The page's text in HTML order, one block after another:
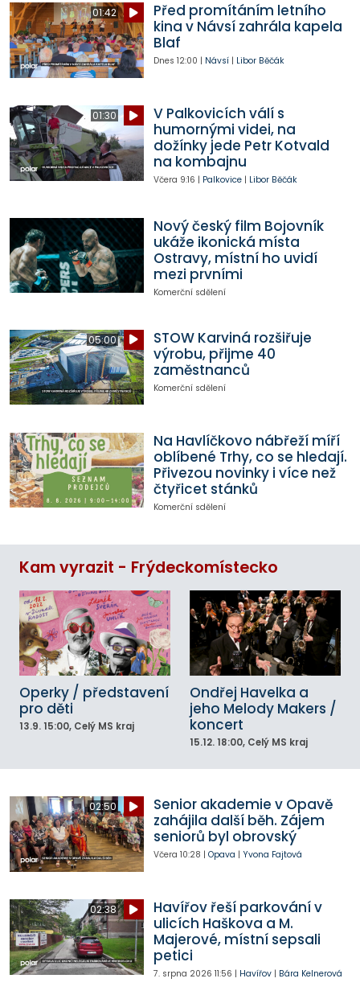
01:42
Před promítáním letního
kina v Návsí zahrála kapela
Blaf
Dnes 12:00 | Návsí| Libor Běčák
01:30
V Palkovicích válí s
humornými videi, na
dožínky jede Petr Kotvald
na kombajnu
Včera 9:16 | Palkovice| Libor Běčák
Nový český film Bojovník
ukáže ikonická místa
Ostravy, místní ho uvidí
mezi prvními
Komerční sdělení
05:00
STOW Karviná rozšiřuje
výrobu, přijme 40
zaměstnanců
Komerční sdělení
Na Havlíčkovo nábřeží míří
oblíbené Trhy, co se hledají.
Přivezou novinky i více než
čtyřicet stánků
Komerční sdělení
Kam vyrazit - Frýdeckomístecko
Operky / představení
pro děti
13.9. 15:00, Celý MS kraj
Ondřej Havelka a
jeho Melody Makers /
koncert
15.12. 18:00, Celý MS kraj
02:50
Senior akademie v Opavě
zahájila další běh. Zájem
seniorů byl obrovský
Včera 10:28 | Opava | Yvona Fajtová
02:38
Havířov řeší parkování v
ulicích Haškova a M.
Majerové, místní sepsali
petici
7. srpna 2026 11:56 | Havířov| Bára Kelnerová